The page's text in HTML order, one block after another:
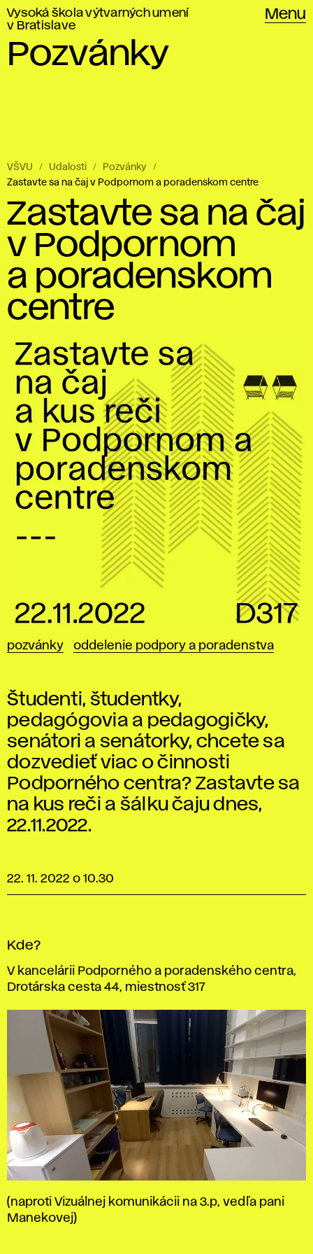
Vysoká škola výtvarných umení
v Bratislave
Menu
Pozvánky
VŠVU Udalosti
Pozvánky
Zastavte sa na čaj v Podpornom a poradenskom centre
Zastavte sa na čaj
v Podpornom
a poradenskom
centre
pozvánky oddelenie podpory a poradenstva
Študenti, študentky,
pedagógovia a pedagogičky,
senátori a senátorky, chcete sa
dozvedieť viac o činnosti
Podporného centra? Zastavte sa
na kus reči a šálku čaju dnes,
22.11.2022.
22. 11. 2022 o 10.30
Kde?
V kancelárii Podporného a poradenského centra,
Drotárska cesta 44, miestnosť 317
(naproti Vizuálnej komunikácii na 3.p, vedľa pani
Manekovej)